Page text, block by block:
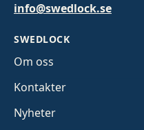
info@swedlock.se
SWEDLOCK
Om oss
Kontakter
Nyheter